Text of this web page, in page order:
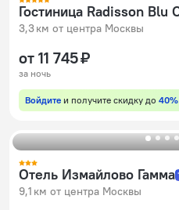
3,3 км от центра Москвы
от 11 745 ₽
за ночь
Войдите и получите скидку до 40%
Отель Измайлово Гамма
9,1 км от центра Москвы